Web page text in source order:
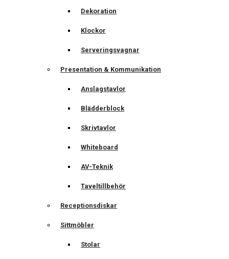
Dekoration
Klockor
Serveringsvagnar
Presentation & Kommunikation
Anslagstavlor
Blädderblock
Skrivtavlor
Whiteboard
AV-Teknik
Taveltillbehör
Receptionsdiskar
Sittmöbler
Stolar